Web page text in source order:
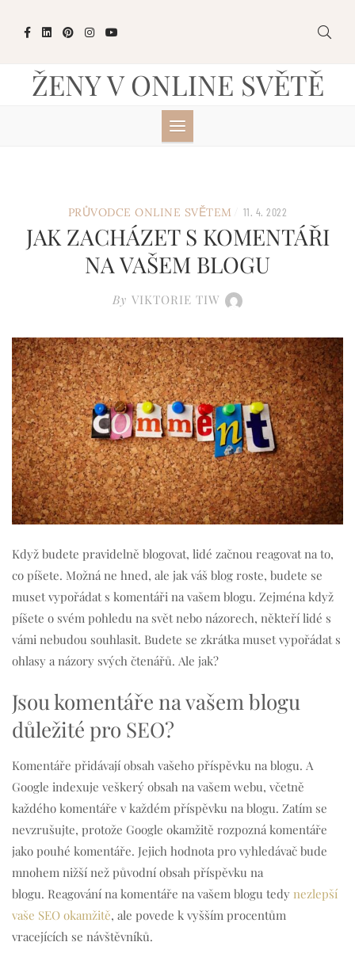
ŽENY V ONLINE SVĚTĚ
PRŮVODCE ONLINE SVĚTEM 11. 4. 2022
JAK ZACHÁZET S KOMENTÁŘI
NA VAŠEM BLOGU
By VIKTORIE TIW
Když budete pravidelně blogovat, lidé začnou reagovat na to,
co píšete. Možná ne hned, ale jak váš blog roste, budete se
muset vypořádat s komentáři na vašem blogu. Zejména když
píšete o svém pohledu na svět nebo názorech, někteří lidé s
vámi nebudou souhlasit. Budete se zkrátka muset vypořádat s
ohlasy a názory svých čtenářů. Ale jak?
Jsou komentáře na vašem blogu
důležité pro SEO?
Komentáře přidávají obsah vašeho příspěvku na blogu. A
Google indexuje veškerý obsah na vašem webu, včetně
každého komentáře v každém příspěvku na blogu. Zatím se
nevzrušujte, protože Google okamžitě rozpozná komentáře
jako pouhé komentáře. Jejich hodnota pro vyhledávač bude
mnohem nižší než původní obsah příspěvku na
blogu. Reagování na komentáře na vašem blogu tedy nezlepší
vaše SEO okamžitě, ale povede k vyšším procentům
vracejících se návštěvníků.